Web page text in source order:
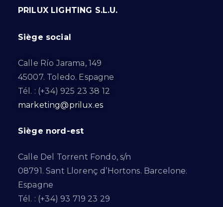
PRILUX LIGHTING S.L.U.
Siège social
Calle Río Jarama, 149
45007. Toledo. Espagne
Tél. : (+34) 925 23 38 12
marketing@prilux.es
Siège nord-est
Calle Del Torrent Fondo, s/n
08791. Sant Llorenç d’Hortons. Barcelone.
Espagne
Tél. : (+34) 93 719 23 29